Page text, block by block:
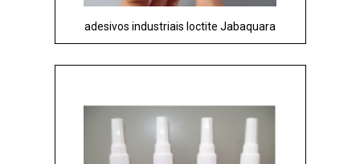
adesivos industriais loctite Jabaquara